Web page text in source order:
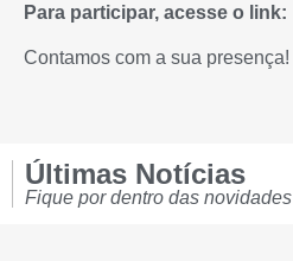
Para participar, acesse o link:
Contamos com a sua presença!
Últimas Notícias
Fique por dentro das novidades